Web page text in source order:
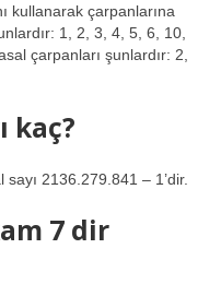
kullanarak çarpanlarına
1, 2, 3, 4, 5, 6, 10,
çarpanları şunlardır: 2,
kaç?
2136.279.841 – 1’dir.
7 dir